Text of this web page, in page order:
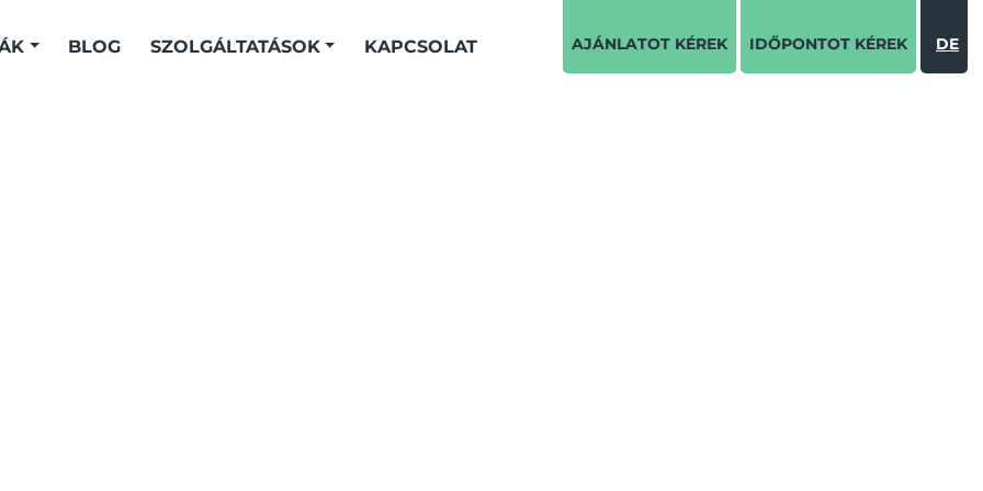
BLOG SZOLGÁLTATÁSOK KAPCSOLAT AJÁNLATOT KÉREK IDŐPONTOT KÉREK DE